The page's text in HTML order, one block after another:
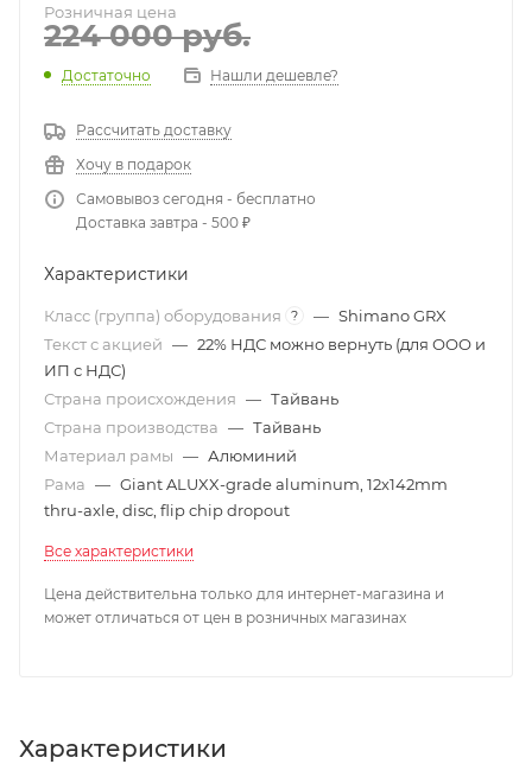
Розничная цена
224 000руб.
Достаточно Нашли дешевле?
Рассчитать доставку
Хочу в подарок
Самовывоз сегодня - бесплатно
Доставка завтра - 500 ₽
Характеристики
Класс (группа) оборудования ? — Shimano GRX
Текст с акцией — 22% НДС можно вернуть (для ООО и
ИП с НДС)
Страна происхождения — Тайвань
Страна производства — Тайвань
Материал рамы — Алюминий
Рама — Giant ALUXX-grade aluminum, 12x142mm
thru-axle, disc, flip chip dropout
Все характеристики
Цена действительна только для интернет-магазина и
может отличаться от цен в розничных магазинах
Характеристики